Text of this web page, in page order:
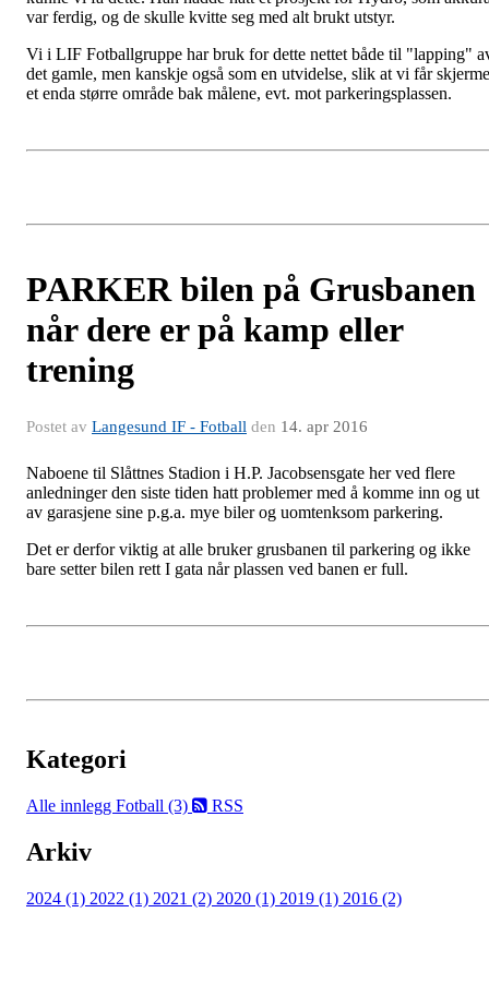
var ferdig, og de skulle kvitte seg med alt brukt utstyr.
Vi i LIF Fotballgruppe har bruk for dette nettet både til "lapping"
det gamle, men kanskje også som en utvidelse, slik at vi får
et enda større område bak målene, evt. mot parkeringsplassen.
PARKER bilen på Grusbanen
når dere er på kamp eller
trening
Postet av Langesund IF - Fotball den 14. apr 2016
Naboene til Slåttnes Stadion i H.P. Jacobsensgate her ved flere
anledninger den siste tiden hatt problemer med å komme inn og ut
av garasjene sine p.g.a. mye biler og uomtenksom parkering.
Det er derfor viktig at alle bruker grusbanen til parkering og ikke
bare setter bilen rett I gata når plassen ved banen er full.
Kategori
Alle innlegg Fotball (3) RSS
Arkiv
2024 (1) 2022 (1) 2021 (2) 2020 (1) 2019 (1) 2016 (2)